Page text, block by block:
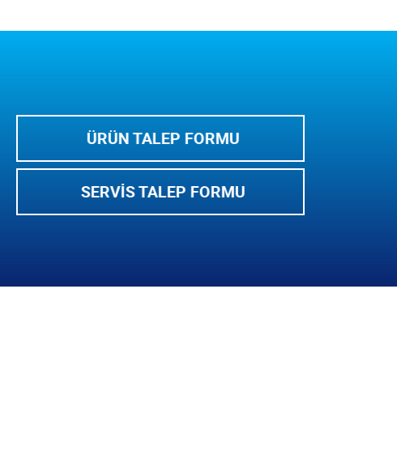
ÜRÜN TALEP FORMU
SERVIS TALEP FORMU